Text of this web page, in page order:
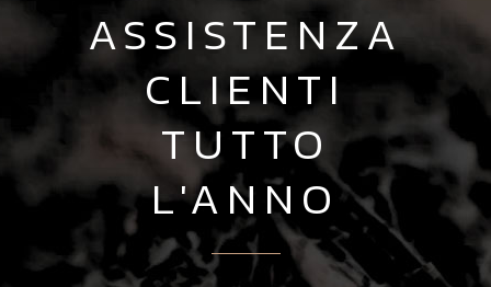
ASSISTENZA
CLIENTI
TUTTO
L'ANNO